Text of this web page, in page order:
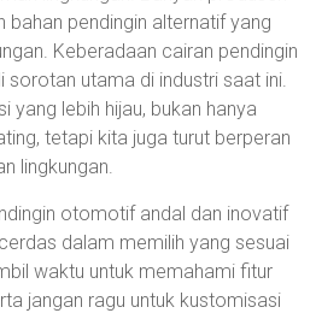
bahan pendingin alternatif yang
Keberadaan cairan pendingin
utama di industri saat ini.
yang lebih hijau, bukan hanya
tetapi kita juga turut berperan
lingkungan.
otomotif andal dan inovatif
dalam memilih yang sesuai
waktu untuk memahami fitur
jangan ragu untuk kustomisasi